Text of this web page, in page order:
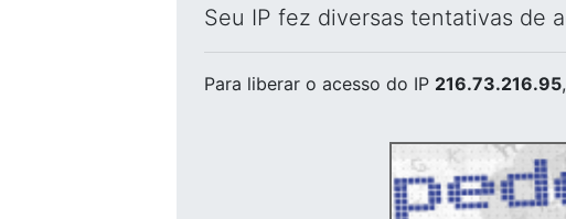
Seu IP fez diversas tentativas de
Para liberar o acesso do IP 216.73.216.95